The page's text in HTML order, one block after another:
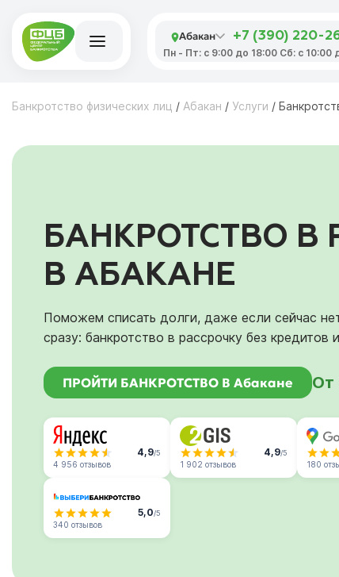
Абакан +7 (390) 220-
Пн - Пт: с 9:00 до 18:00 Сб: с 10:00
Банкротство физических лиц / Абакан / Услуги /
БАНКРОТСТВО В
В АБАКАНЕ
Поможем списать долги, даже если сейчас
сразу: банкротство в рассрочку без кредитов
ПРОЙТИ БАНКРОТСТВО В Абакане От
4,9/5
4 956 отзывов
4,9/5
1 902 отзывов 180
5,0/5
340 отзывов